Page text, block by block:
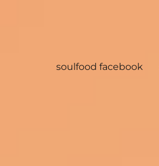
soulfood facebook